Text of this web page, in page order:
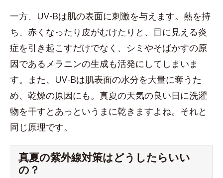
一方、UV-Bは肌の表面に刺激を与えます。熱を持
ち、赤くなったり皮がむけたりと、目に見える炎
症を引き起こすだけでなく、シミやそばかすの原
因であるメラニンの生成も活発にしてしまいま
す。また、UV-Bは肌表面の水分を大量に奪うた
め、乾燥の原因にも。真夏の天気の良い日に洗濯
物を干すとあっというまに乾きますよね。それと
同じ原理です。
真夏の紫外線対策はどうしたらいい
の？